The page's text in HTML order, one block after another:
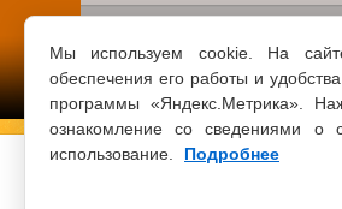
Мы используем cookie. На
обеспечения его работы и
программы «Яндекс.Метрика».
ознакомление со сведениями о
использование.
Подробнее
© 2021 ВСЕ ПРАВА